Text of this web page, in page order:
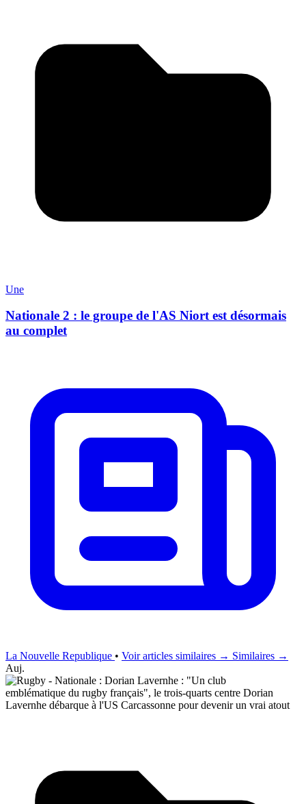
Une
Nationale 2 : le groupe de l'AS Niort est désormais
au complet
La Nouvelle Republique • Voir articles similaires → Similaires →
Auj.